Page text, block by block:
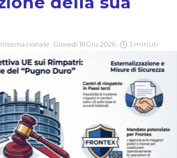
internazionale · Giovedì 18 Giu 2026 · 3 minuti